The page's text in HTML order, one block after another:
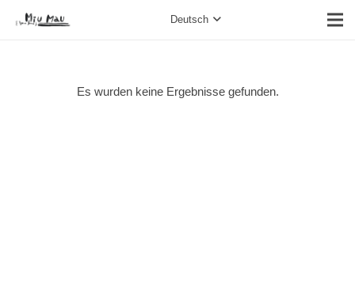
Deutsch
Es wurden keine Ergebnisse gefunden.